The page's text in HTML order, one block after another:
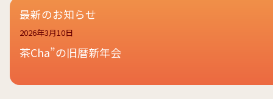
最新のお知らせ
2026年3月10日
茶Cha”の旧暦新年会